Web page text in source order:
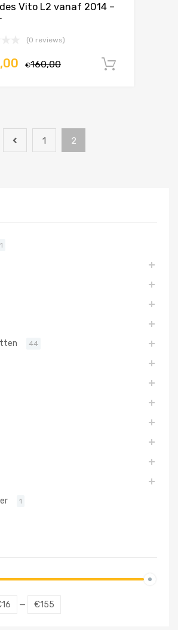
Vito L2 vanaf 2014 –
(0 reviews)
€160,00
1 2
1
44
1
— €155